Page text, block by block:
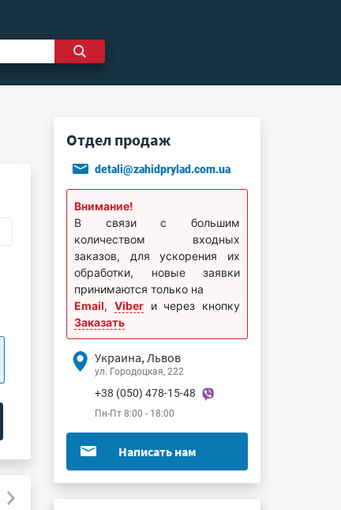
Отдел продаж
detali@zahidprylad.com.ua
Внимание!
В связи с большим
количеством входных
заказов, для ускорения их
обработки, новые заявки
принимаются только на
Email, Viberи через кнопку
Заказать
Украина, Львов
ул. Городоцкая, 222
+38 (050) 478-15-48
Пн-Пт 8:00 - 18:00
Написать нам